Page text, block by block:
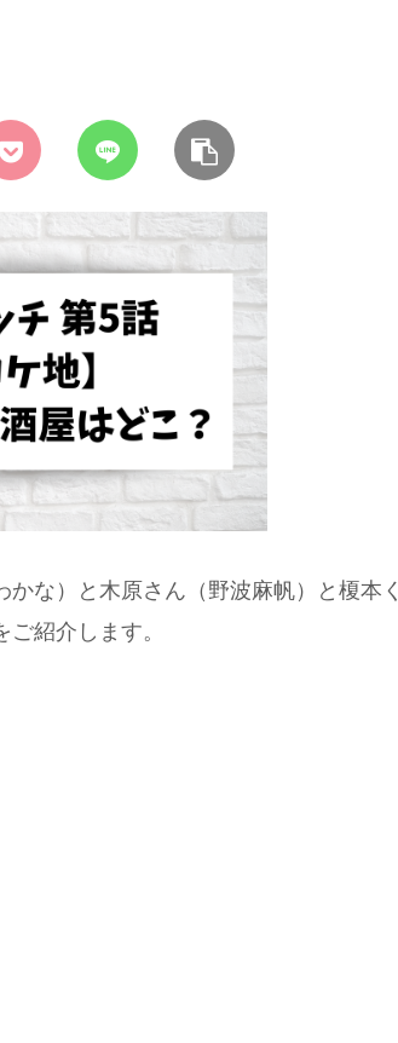
かな）と木原さん（野波麻帆）と榎本く
紹介します。